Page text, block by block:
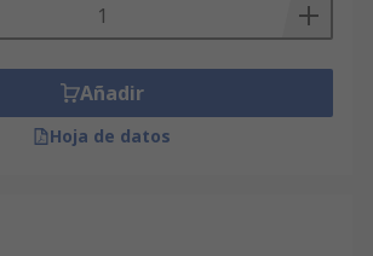
Añadir
Hoja de datos